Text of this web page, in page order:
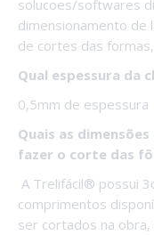
solucoes/softwares
dimensionamento de
de cortes das
Qual espessura da
0,5mm de espessura
Quais as
fazer o corte das
A Trelifácil® possui
comprimentos
ser cortados na